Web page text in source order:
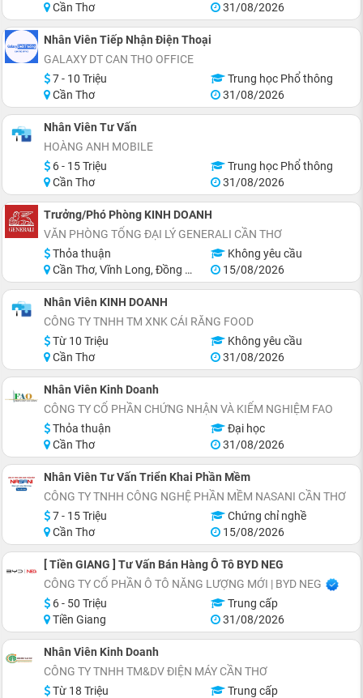
Cần Thơ
31/08/2026
Nhân Viên Tiếp Nhận Điện Thoại
GALAXY DT CAN THO OFFICE
7 - 10 Triệu
Trung học Phổ thông
Cần Thơ
31/08/2026
Nhân Viên Tư Vấn
HOÀNG ANH MOBILE
6 - 15 Triệu
Trung học Phổ thông
Cần Thơ
31/08/2026
Trưởng/Phó Phòng KINH DOANH
VĂN PHÒNG TỔNG ĐẠI LÝ GENERALI CẦN THƠ
Thỏa thuận
Không yêu cầu
Cần Thơ, Vĩnh Long, Đồng Tháp, Hậu Giang, Sóc Trăng, Trà Vinh
15/08/2026
Nhân Viên KINH DOANH
CÔNG TY TNHH TM XNK CÁI RĂNG FOOD
Từ 10 Triệu
Không yêu cầu
Cần Thơ
31/08/2026
Nhân Viên Kinh Doanh
CÔNG TY CỔ PHẦN CHỨNG NHẬN VÀ KIỂM NGHIỆM FAO
Thỏa thuận
Đại học
Cần Thơ
31/08/2026
Nhân Viên Tư Vấn Triển Khai Phần Mềm
CÔNG TY TNHH CÔNG NGHỆ PHẦN MỀM NASANI CẦN THƠ
7 - 15 Triệu
Chứng chỉ nghề
Cần Thơ
15/08/2026
[ Tiền GIANG ] Tư Vấn Bán Hàng Ô Tô BYD NEG
CÔNG TY CỔ PHẦN Ô TÔ NĂNG LƯỢNG MỚI | BYD NEG
6 - 50 Triệu
Trung cấp
Tiền Giang
31/08/2026
Nhân Viên Kinh Doanh
CÔNG TY TNHH TM&DV ĐIỆN MÁY CẦN THƠ
Từ 18 Triệu
Trung cấp